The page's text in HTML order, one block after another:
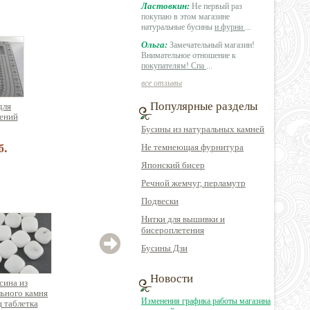
из
камня
таблетка
Бусина из
натурального камня
лабрадор
содалит круглая
Ластовкин: Не первый раз
покупаю в этом магазине
натуральные бусины и фурни ...
Ольга: Замечательный магазин!
Внимательное отношение к
покупателям! Спа ...
все отзывы
Популярные разделы
Бусины из натуральных камней
Не темнеющая фурнитура
Японский бисер
Речной жемчуг, перламутр
Подвески
Нитки для вышивки и
бисероплетения
Бусины Дзи
Новости
Изменения графика работы магазина